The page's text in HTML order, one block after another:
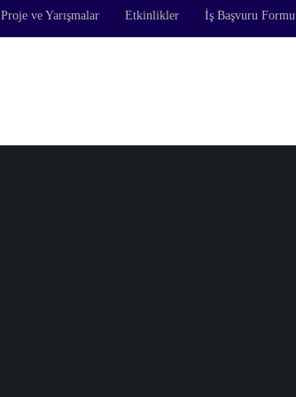
Proje ve Yarışmalar Etkinlikler İş Başvuru Formu